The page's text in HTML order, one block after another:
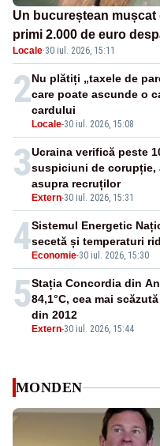
Un bucureștean
primi 2.000 de euro
cinci ani de procese
Locale·30 iul. 2026, 15:11
2
Locale-30 iul. 2026, 15:08
Nu plătiți „taxele de
care poate ascunde o
cardului
3
Extern-30 iul. 2026, 15:31
Ucraina verifică peste
suspiciuni de corupție,
asupra recruților
4 Economie-30 iul. 2026, 15:30
Sistemul Energetic
secetă și temperaturi
5
Extern-30 iul. 2026, 15:44
Stația Concordia din
84,1°C, cea mai
din 2012
MONDEN